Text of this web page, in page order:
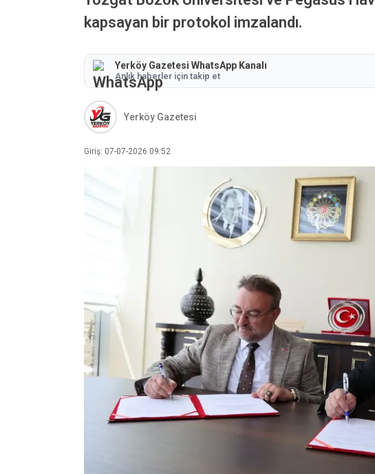
kapsayan bir protokol imzalandı.
Yerköy Gazetesi WhatsApp Kanalı
Anlık haberler için takip et
Yerköy Gazetesi
Giriş: 07-07-2026 09:52